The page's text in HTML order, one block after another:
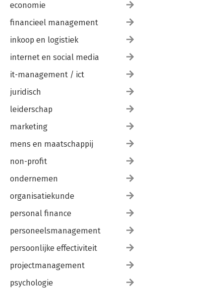
economie
financieel management
inkoop en logistiek
internet en social media
it-management / ict
juridisch
leiderschap
marketing
mens en maatschappij
non-profit
ondernemen
organisatiekunde
personal finance
personeelsmanagement
persoonlijke effectiviteit
projectmanagement
psychologie